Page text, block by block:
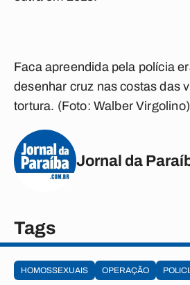
Faca apreendida pela polícia
desenhar cruz nas costas das
tortura. (Foto: Walber Virgolino)
Jornal da
Tags
HOMOSSEXUAIS OPERAÇÃO